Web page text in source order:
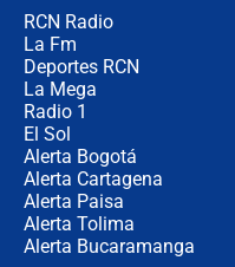
RCN Radio
La Fm
Deportes RCN
La Mega
Radio 1
El Sol
Alerta Bogotá
Alerta Cartagena
Alerta Paisa
Alerta Tolima
Alerta Bucaramanga